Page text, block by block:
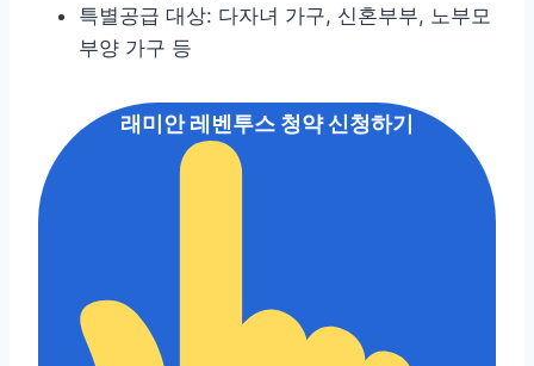
특별공급 대상: 다자녀 가구, 신혼부부, 노부모
부양 가구 등
래미안 레벤투스 청약 신청하기